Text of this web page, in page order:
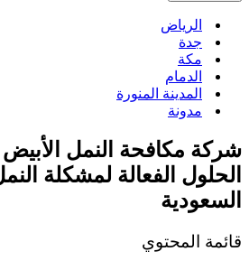
الرياض
جدة
مكة
الدمام
المدينة المنورة
مدونة
شركة مكافحة النمل الأبيض
الحلول الفعالة لمشكلة
السعودية
قائمة المحتوي